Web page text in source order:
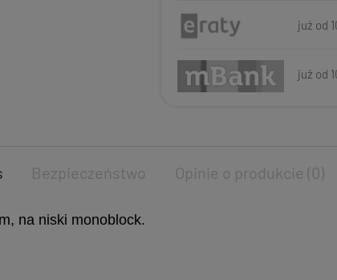
już od
już od
Bezpieczeństwo Opinie o produkcie (0)
na niski monoblock.